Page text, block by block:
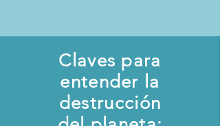
Claves para
entender la
destrucción